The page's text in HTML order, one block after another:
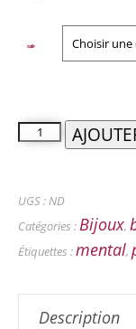
taille
UGS :ND
Catégories :Bijoux,
Étiquettes :mental,
Description